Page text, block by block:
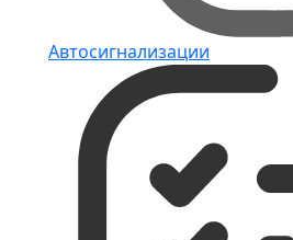
Автосигнализации